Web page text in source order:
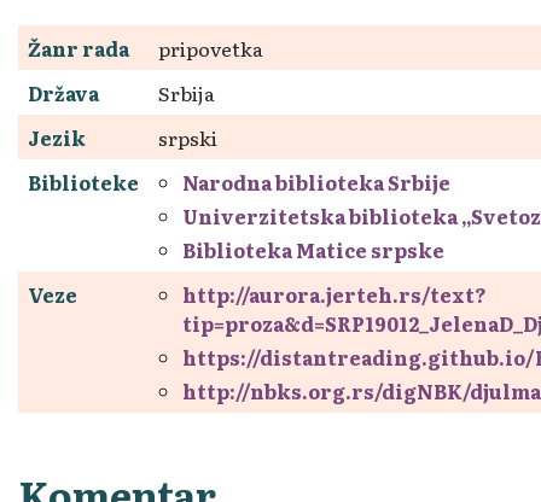
Žanr rada
pripovetka
Država
Srbija
Jezik
srpski
Biblioteke
Narodna biblioteka Srbije
Univerzitetska biblioteka
Biblioteka Matice srpske
Veze
http://aurora.jerteh.rs/text?
https://distantreading.github.io/
http://nbks.org.rs/digNBK/